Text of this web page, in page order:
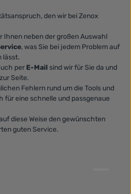
den wir bei Zenox
Ihnen neben der großen Auswahl
, was Sie bei jedem Problem auf
lässt.
per E-Mail sind wir für Sie da und
Seite.
Fehlern rund um die Tools und
für eine schnelle und passgenaue
diese Weise den gewünschten
guten Service.